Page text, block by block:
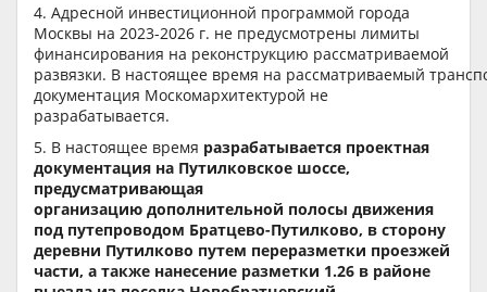
4. Адресной инвестиционной программой города
Москвы на 2023-2026 г. не предусмотрены лимиты
финансирования на реконструкцию рассматриваемой
развязки. В настоящее время на рассматриваемый
документация Москомархитектурой не
разрабатывается.
5. В настоящее время разрабатывается проектная
документация на Путилковское шоссе,
предусматривающая
организацию дополнительной полосы движения
под путепроводом Братцево-Путилково, в сторону
деревни Путилково путем переразметки проезжей
части, а также нанесение разметки 1.26 в районе